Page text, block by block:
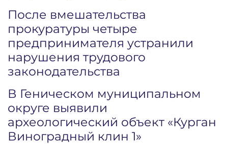
После вмешательства
прокуратуры четыре
предпринимателя устранили
нарушения трудового
законодательства
В Геническом муниципальном
округе выявили
археологический объект «Курган
Виноградный клин 1»